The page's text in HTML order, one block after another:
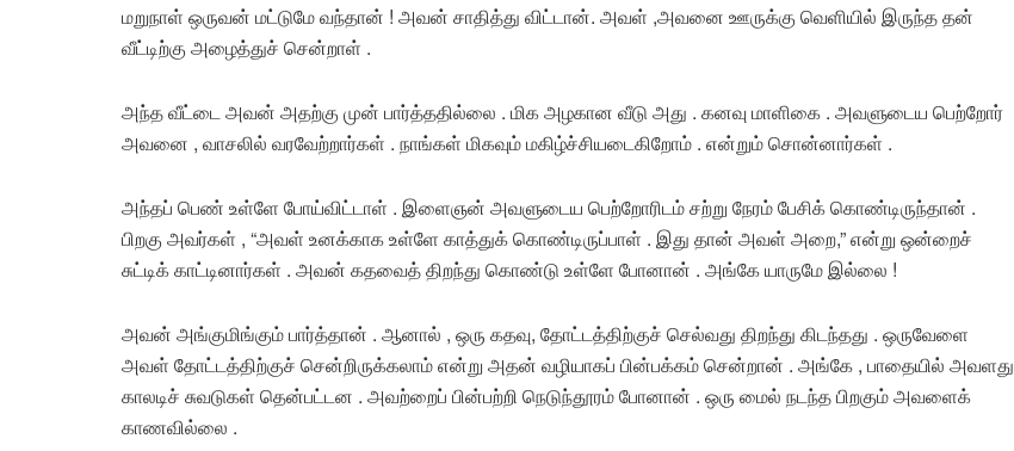
மறுநாள் ஒருவன் மட்டுமே வந்தான் ! அவன் சாதித்து விட்டான். அவள் ,அவனை ஊருக்கு வெளியில் இருந்த தன்
வீட்டிற்கு அழைத்துச் சென்றாள் .
அந்த வீட்டை அவன் அதற்கு முன் பார்த்ததில்லை . மிக அழகான வீடு அது . கனவு மாளிகை . அவளுடைய பெற்றோர்
அவனை , வாசலில் வரவேற்றார்கள் . நாங்கள் மிகவும் மகிழ்ச்சியடைகிறோம் . என்றும் சொன்னார்கள் .
அந்தப் பெண் உள்ளே போய்விட்டாள் . இளைஞன் அவளுடைய பெற்றோரிடம் சற்று நேரம் பேசிக் கொண்டிருந்தான் .
பிறகு அவர்கள் , “அவள் உனக்காக உள்ளே காத்துக் கொண்டிருப்பாள் . இது தான் அவள் அறை,” என்று ஒன்றைச்
சுட்டிக் காட்டினார்கள் . அவன் கதவைத் திறந்து கொண்டு உள்ளே போனான் . அங்கே யாருமே இல்லை !
அவன் அங்குமிங்கும் பார்த்தான் . ஆனால் , ஒரு கதவு, தோட்டத்திற்குச் செல்வது திறந்து கிடந்தது . ஒருவேளை
அவள் தோட்டத்திற்குச் சென்றிருக்கலாம் என்று அதன் வழியாகப் பின்பக்கம் சென்றான் . அங்கே , பாதையில் அவளது
காலடிச் சுவடுகள் தென்பட்டன . அவற்றைப் பின்பற்றி நெடுந்தூரம் போனான் . ஒரு மைல் நடந்த பிறகும் அவளைக்
காணவில்லை .